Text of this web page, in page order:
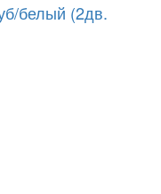
белый (2дв.